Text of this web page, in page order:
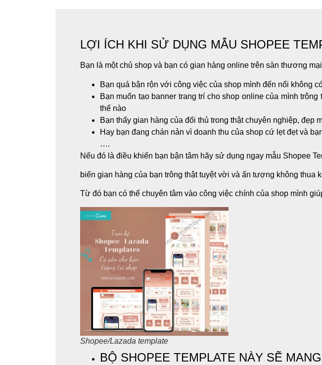
LỢI ÍCH KHI SỬ DỤNG MẪU SHOPEE
Bạn là một chủ shop và bạn có gian hàng online trên sàn thương
Bạn quá bận rộn với công việc của shop mình đến nổi không
Bạn muốn tạo banner trang trí cho shop online của mình
thế nào
Bạn thấy gian hàng của đối thủ trong thật chuyên nghiệp, đẹp
Hay bạn đang chán nản vì doanh thu của shop cứ lẹt đẹt và
….
Nếu đó là điều khiến bạn bận tâm hãy sử dụng ngay mẫu Shopee
biến gian hàng của bạn trông thật tuyệt vời và ấn tượng không thua
Từ đó bạn có thể chuyên tâm vào công việc chính của shop mình
Shopee/Lazada template
BỘ SHOPEE TEMPLATE NÀY SẼ